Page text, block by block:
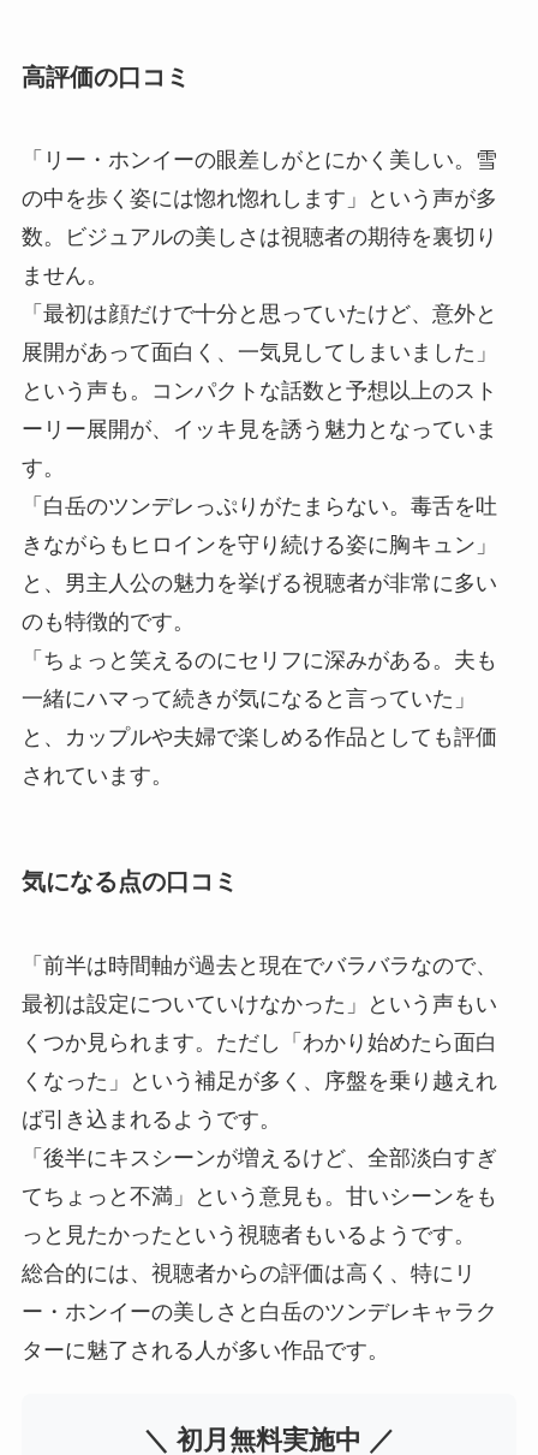
高評価の口コミ
「リー・ホンイーの眼差しがとにかく美しい。雪
の中を歩く姿には惚れ惚れします」という声が多
数。ビジュアルの美しさは視聴者の期待を裏切り
ません。
「最初は顔だけで十分と思っていたけど、意外と
展開があって面白く、一気見してしまいました」
という声も。コンパクトな話数と予想以上のスト
ーリー展開が、イッキ見を誘う魅力となっていま
す。
「白岳のツンデレっぷりがたまらない。毒舌を吐
きながらもヒロインを守り続ける姿に胸キュン」
と、男主人公の魅力を挙げる視聴者が非常に多い
のも特徴的です。
「ちょっと笑えるのにセリフに深みがある。夫も
一緒にハマって続きが気になると言っていた」
と、カップルや夫婦で楽しめる作品としても評価
されています。
気になる点の口コミ
「前半は時間軸が過去と現在でバラバラなので、
最初は設定についていけなかった」という声もい
くつか見られます。ただし「わかり始めたら面白
くなった」という補足が多く、序盤を乗り越えれ
ば引き込まれるようです。
「後半にキスシーンが増えるけど、全部淡白すぎ
てちょっと不満」という意見も。甘いシーンをも
っと見たかったという視聴者もいるようです。
総合的には、視聴者からの評価は高く、特にリ
ー・ホンイーの美しさと白岳のツンデレキャラク
ターに魅了される人が多い作品です。
＼ 初月無料実施中 ／